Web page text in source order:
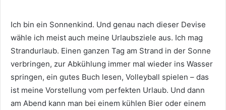
Ich bin ein Sonnenkind. Und genau nach dieser Devise
wähle ich meist auch meine Urlaubsziele aus. Ich mag
Strandurlaub. Einen ganzen Tag am Strand in der Sonne
verbringen, zur Abkühlung immer mal wieder ins Wasser
springen, ein gutes Buch lesen, Volleyball spielen – das
ist meine Vorstellung vom perfekten Urlaub. Und dann
am Abend kann man bei einem kühlen Bier oder einem